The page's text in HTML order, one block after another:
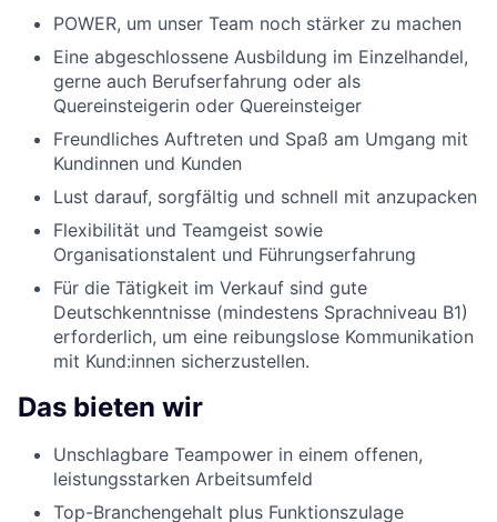
POWER, um unser Team noch stärker zu machen
Eine abgeschlossene Ausbildung im Einzelhandel,
gerne auch Berufserfahrung oder als
Quereinsteigerin oder Quereinsteiger
Freundliches Auftreten und Spaß am Umgang mit
Kundinnen und Kunden
Lust darauf, sorgfältig und schnell mit anzupacken
Flexibilität und Teamgeist sowie
Organisationstalent und Führungserfahrung
Für die Tätigkeit im Verkauf sind gute
Deutschkenntnisse (mindestens Sprachniveau B1)
erforderlich, um eine reibungslose Kommunikation
mit Kund:innen sicherzustellen.
Das bieten wir
Unschlagbare Teampower in einem offenen,
leistungsstarken Arbeitsumfeld
Top-Branchengehalt plus Funktionszulage